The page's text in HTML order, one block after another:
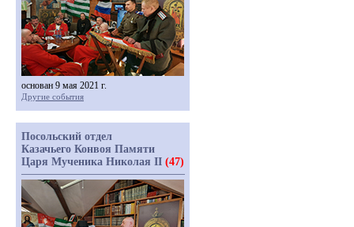
основан 9 мая 2021 г.
Другие события
Посольский отдел
Казачьего Конвоя Памяти
Царя Мученика Николая II (47)